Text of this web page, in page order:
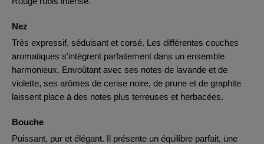
Nez
Très expressif, séduisant et corsé. Les différentes couches
aromatiques s'intègrent parfaitement dans un ensemble
harmonieux. Envoûtant avec ses notes de lavande et de
violette, ses arômes de cerise noire, de prune et de graphite
laissent place à des notes plus terreuses et herbacées.
Bouche
Puissant, pur et élégant. Il présente un équilibre parfait, une